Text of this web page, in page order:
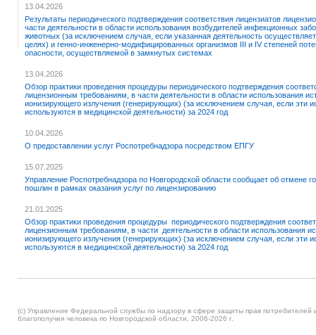
13.04.2026
Результаты периодического подтверждения соответствия лицензиатов
части деятельности в области использования возбудителей инфекционных
животных (за исключением случая, если указанная деятельность
целях) и генно-инженерно-модифицированных организмов III и IV степеней
опасности, осуществляемой в замкнутых системах
13.04.2026
Обзор практики проведения процедуры периодического подтверждения
лицензионным требованиям, в части деятельности в области использования
ионизирующего излучения (генерирующих) (за исключением случая, если эти
используются в медицинской деятельности) за 2024 год
10.04.2026
О предоставлении услуг Роспотребнадзора посредством ЕПГУ
15.07.2025
Управление Роспотребнадзора по Новгородской области сообщает об отмене
пошлин в рамках оказания услуг по лицензированию
21.01.2025
Обзор практики проведения процедуры периодического подтверждения
лицензионным требованиям, в части деятельности в области использования
ионизирующего излучения (генерирующих) (за исключением случая, если эти
используются в медицинской деятельности) за 2024 год
(c) Управление Федеральной службы по надзору в сфере защиты прав потребителей
благополучия человека по Новгородской области, 2006-2026 г.